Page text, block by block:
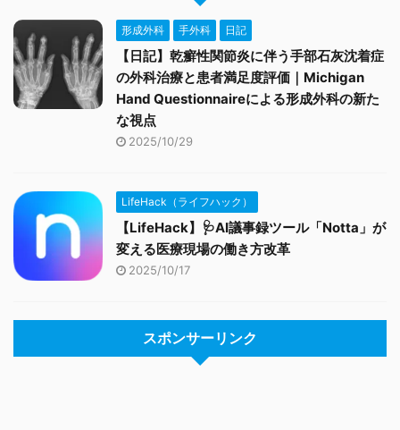
形成外科 手外科 日記
【日記】乾癬性関節炎に伴う手部石灰沈着症
の外科治療と患者満足度評価｜Michigan
Hand Questionnaireによる形成外科の新た
な視点
2025/10/29
LifeHack（ライフハック）
【LifeHack】🩺AI議事録ツール「Notta」が
変える医療現場の働き方改革
2025/10/17
スポンサーリンク